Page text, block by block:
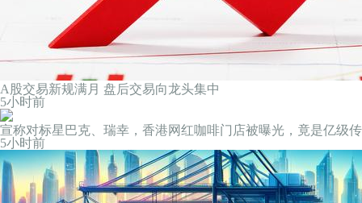
A股交易新规满月 盘后交易向龙头集中
5小时前
宣称对标星巴克、瑞幸，香港网红咖啡门店被曝光，竟是亿级
5小时前